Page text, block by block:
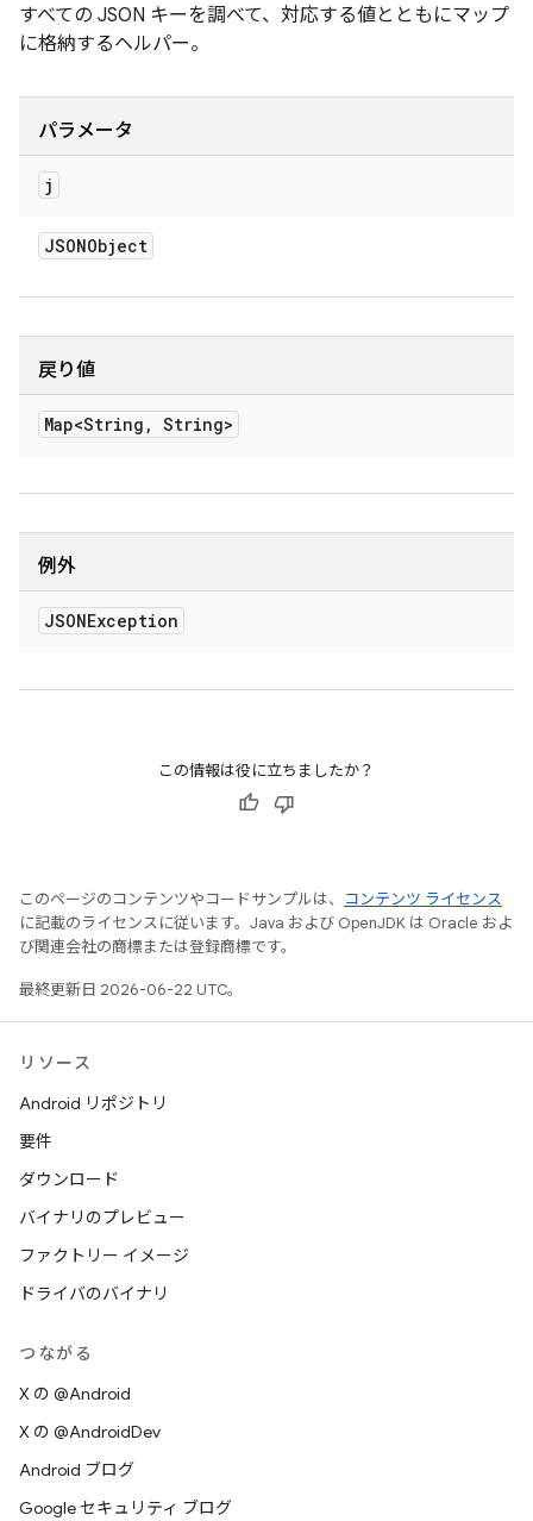
すべての JSON キーを調べて、対応する値とともにマップ
に格納するヘルパー。
パラメータ
j
JSONObject
戻り値
Map<String , String>
例外
JSONException
この情報は役に立ちましたか？
このページのコンテンツやコードサンプルは、
コンテンツ ライセンス
に記載のライセンスに従います。Java および OpenJDK は Oracle およ
び関連会社の商標または登録商標です。
最終更新日 2026-06-22 UTC。
リソース
Android リポジトリ
要件
ダウンロード
バイナリのプレビュー
ファクトリー イメージ
ドライバのバイナリ
つながる
X の @Android
X の @AndroidDev
Android ブログ
Google セキュリティ ブログ